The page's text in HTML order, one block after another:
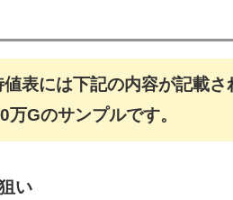
表には下記の内容が記載さ
万Gのサンプルです。
い